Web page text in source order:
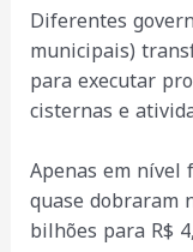
Diferentes
municipais)
para executar
cisternas e
Apenas em nível
quase dobraram
bilhões para R$